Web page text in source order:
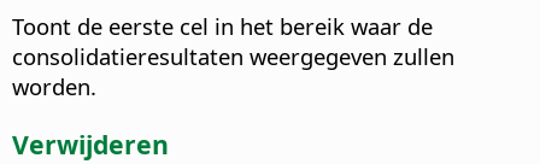
Toont de eerste cel in het bereik waar de
consolidatieresultaten weergegeven zullen
worden.
Verwijderen